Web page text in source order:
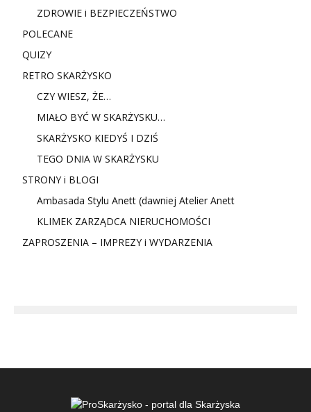
ZDROWIE i BEZPIECZEŃSTWO
POLECANE
QUIZY
RETRO SKARŻYSKO
CZY WIESZ, ŻE…
MIAŁO BYĆ W SKARŻYSKU…
SKARŻYSKO KIEDYŚ I DZIŚ
TEGO DNIA W SKARŻYSKU
STRONY i BLOGI
Ambasada Stylu Anett (dawniej Atelier Anett
KLIMEK ZARZĄDCA NIERUCHOMOŚCI
ZAPROSZENIA – IMPREZY i WYDARZENIA